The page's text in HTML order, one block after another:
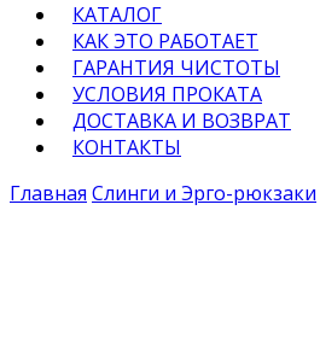
КАТАЛОГ
КАК ЭТО РАБОТАЕТ
ГАРАНТИЯ ЧИСТОТЫ
УСЛОВИЯ ПРОКАТА
ДОСТАВКА И ВОЗВРАТ
КОНТАКТЫ
Главная Слинги и Эрго-рюкзаки